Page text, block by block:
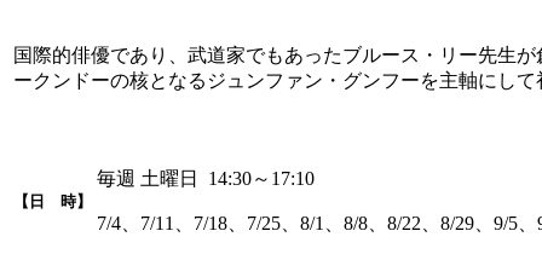
国際的俳優であり、武道家でもあったブルース・リー先生
ークンドーの核となるジュンファン・グンフーを主軸にし
【日 時】
毎週 土曜日 14:30～17:10
7/4、7/11、7/18、7/25、8/1、8/8、8/22、8/29、9/5、